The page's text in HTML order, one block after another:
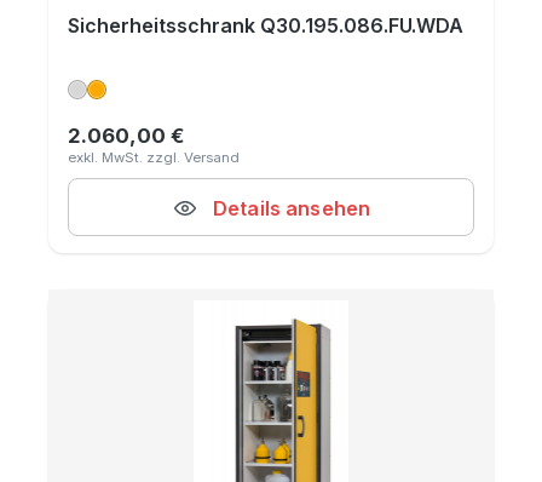
Sicherheitsschrank Q30.195.086.FU.WDA
Regulärer Preis:
2.060,00 €
Details ansehen